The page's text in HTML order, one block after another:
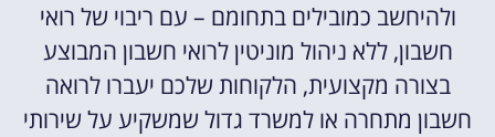
ולהיחשב כמובילים בתחומם – עם ריבוי של רואי
חשבון, ללא ניהול מוניטין לרואי חשבון המבוצע
בצורה מקצועית, הלקוחות שלכם יעברו לרואה
חשבון מתחרה או למשרד גדול שמשקיע על שירותי